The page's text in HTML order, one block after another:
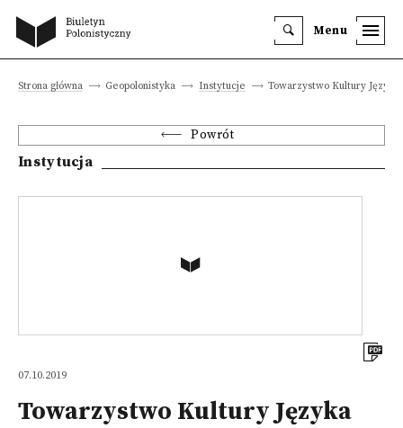
Menu
Strona główna Geopolonistyka Instytucje Towarzystwo Kultury Języka
Powrót
Instytucja
07.10.2019
Towarzystwo Kultury Języka